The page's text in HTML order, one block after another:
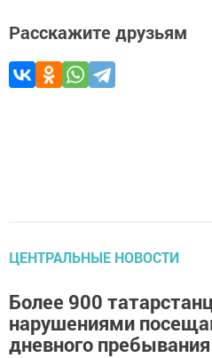
Расскажите друзьям
ЦЕНТРАЛЬНЫЕ НОВОСТИ
Более 900
нарушениями
дневного пребывания